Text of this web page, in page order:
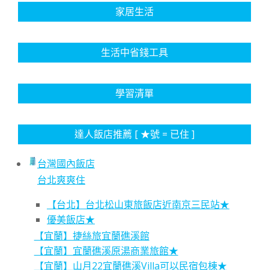
家居生活
生活中省錢工具
學習清單
達人飯店推薦 [ ★號 = 已住 ]
台灣國內飯店
台北爽爽住
【台北】台北松山東旅飯店近南京三民站★
優美飯店★
【宜蘭】捷絲旅宜蘭礁溪館
【宜蘭】宜蘭礁溪原湯商業旅館★
【宜蘭】山月22宜蘭礁溪Villa可以民宿包棟★